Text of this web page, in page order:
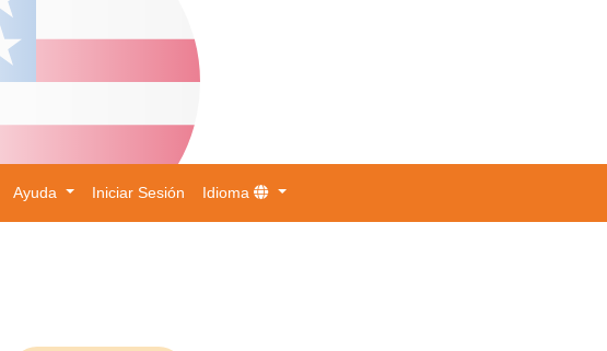
Ayuda Iniciar Sesión Idioma